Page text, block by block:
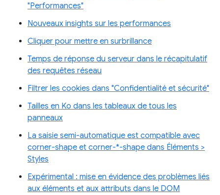
"Performances"
Nouveaux insights sur les performances
Cliquer pour mettre en surbrillance
Temps de réponse du serveur dans le récapitulatif
des requêtes réseau
Filtrer les cookies dans "Confidentialité et sécurité"
Tailles en Ko dans les tableaux de tous les
panneaux
La saisie semi-automatique est compatible avec
corner-shape et corner-*-shape dans Éléments >
Styles
Expérimental : mise en évidence des problèmes liés
aux éléments et aux attributs dans le DOM